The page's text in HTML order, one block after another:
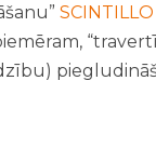
SCINTILLO